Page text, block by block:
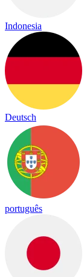
Indonesia
Deutsch
português